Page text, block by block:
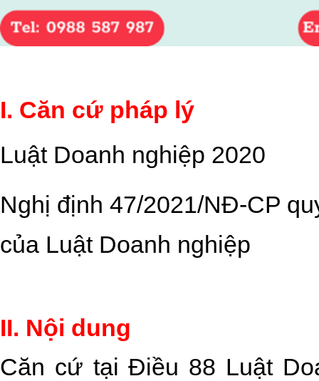
I. Căn cứ pháp lý
Luật Doanh nghiệp 2020
Nghị định 47/2021/NĐ-CP
của Luật Doanh nghiệp
II. Nội dung
Căn cứ tại Điều 88 Luật